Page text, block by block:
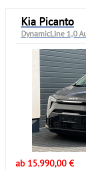
Kia Picanto
DynamicLine 1,0
ab 15.990,00 €